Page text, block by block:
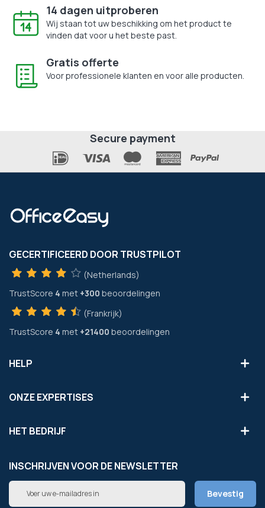
14 dagen uitproberen
Wij staan tot uw beschikking om het product te
vinden dat voor u het beste past.
Gratis offerte
Voor professionele klanten en voor alle producten.
Secure payment
GECERTIFICEERD DOOR TRUSTPILOT
(Netherlands)
TrustScore 4 met +300 beoordelingen
(Frankrijk)
TrustScore 4 met +21400 beoordelingen
HELP
ONZE EXPERTISES
HET BEDRIJF
INSCHRIJVEN VOOR DE NEWSLETTER
Abonneer
Bevestig